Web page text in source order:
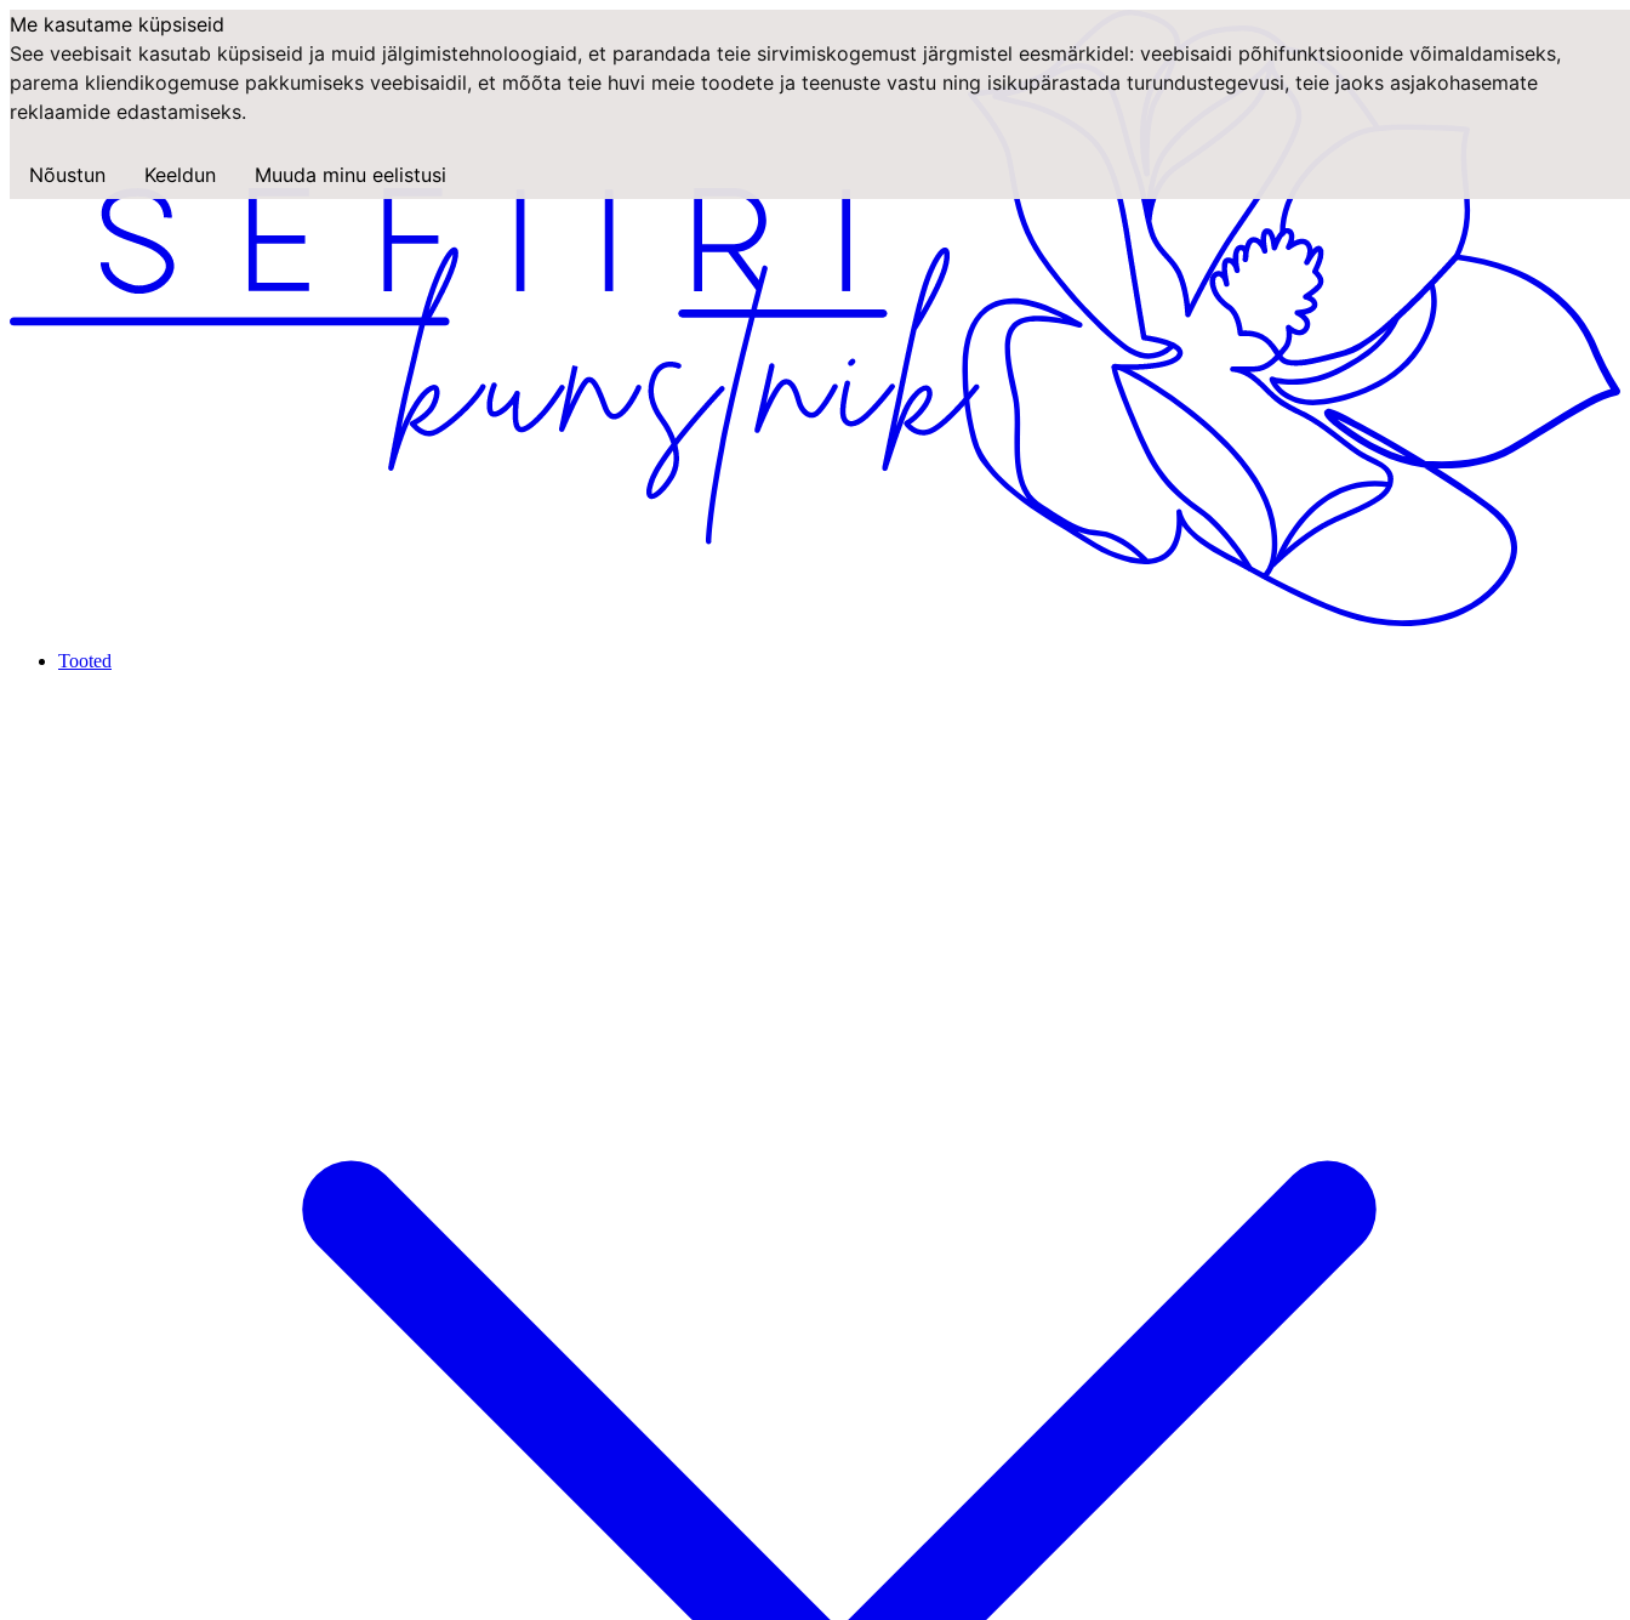
Me kasutame küpsiseid
See veebisait kasutab küpsiseid ja muid jälgimistehnoloogiaid, et parandada teie sirvimiskogemust järgmistel eesmärkidel: veebisaidi põhifunktsioonide võimaldamiseks,
parema kliendikogemuse pakkumiseks veebisaidil, et mõõta teie huvi meie toodete ja teenuste vastu ning isikupärastada turundustegevusi, teie jaoks asjakohasemate
reklaamide edastamiseks.
Nõustun Keeldun Muuda minu eelistusi
Tooted